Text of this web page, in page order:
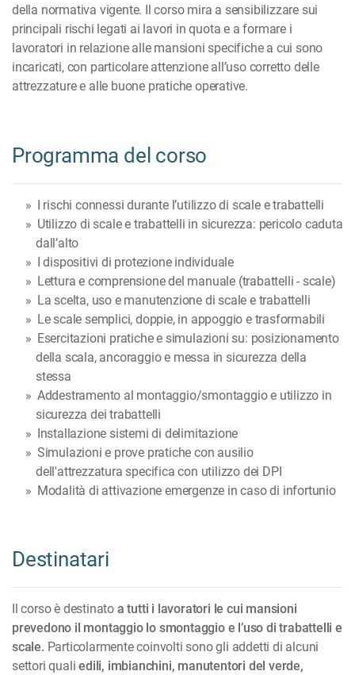
della normativa vigente. Il corso mira a sensibilizzare sui
principali rischi legati ai lavori in quota e a formare i
lavoratori in relazione alle mansioni specifiche a cui sono
incaricati, con particolare attenzione all’uso corretto delle
attrezzature e alle buone pratiche operative.
Programma del corso
I rischi connessi durante l’utilizzo di scale e trabattelli
Utilizzo di scale e trabattelli in sicurezza: pericolo caduta
dall’alto
I dispositivi di protezione individuale
Lettura e comprensione del manuale (trabattelli - scale)
La scelta, uso e manutenzione di scale e trabattelli
Le scale semplici, doppie, in appoggio e trasformabili
Esercitazioni pratiche e simulazioni su: posizionamento
della scala, ancoraggio e messa in sicurezza della
stessa
Addestramento al montaggio/smontaggio e utilizzo in
sicurezza dei trabattelli
Installazione sistemi di delimitazione
Simulazioni e prove pratiche con ausilio
dell'attrezzatura specifica con utilizzo dei DPI
Modalità di attivazione emergenze in caso di infortunio
Destinatari
Il corso è destinato a tutti i lavoratori le cui mansioni
prevedono il montaggio lo smontaggio e l’uso di trabattelli e
scale. Particolarmente coinvolti sono gli addetti di alcuni
settori qualiedili, imbianchini, manutentori del verde,